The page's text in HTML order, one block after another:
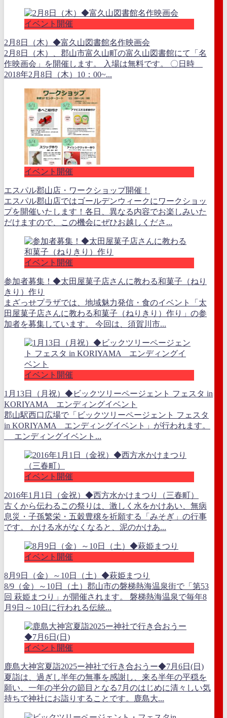
イベント開催
2月8日（木）◆富久山図書館名作映画会
2月8日（木）、郡山市富久山町の富久山図書館にて「名
作映画会」を開催します。 入場は無料です。 〇日時
2018年2月8日（木）10：00~...
イベント開催
エスパル郡山店・ワークショップ開催！
エスパル郡山店ではゴールデンウィークにワークショッ
プを開催いたします！各日、異なる内容でお楽しみいた
だけますので、この機会にぜひお越しくださ...
イベント開催
参加者募集！◆太田屋菓子店さんに教わる和菓子（ねり
きり）作り
まざっせプラザでは、地域魅力発信・食のイベント「太
田屋菓子店さんに教わる和菓子（ねりきり）作り」の参
加者を募集しています。 今回は、須賀川市...
イベント開催
1月13日（月祝）◆ビックツリーページェント フェスタ in
KORIYAMA エンディングイベント
郡山駅西口広場で「ビックツリーページェント フェスタ
in KORIYAMA エンディングイベント」が行われます。
エンディングイベント...
イベント開催
2016年1月1日（金祝）◆西方水かけまつり（三春町）
古くから伝わるこの祭りは、激しく水をかけあい、無病
息災・子孫繁栄・五穀豊穣を祈願する「みそぎ」の行事
です。 かける水がなくなると、泥のかけあ...
イベント開催
8月9日（金）～10日（土）◆萩姫まつり
8/9（金）～10日（土）郡山市の磐梯熱海温泉街で「第53
回 萩姫まつり」が開催されます。 磐梯熱海温泉で毎年8
月9日～10日に行われる伝統...
イベント開催
鹿島大神宮夏詣2025ー神社で行き合おうー◆7月6日(日)
夏詣は、過ぎし半年の無事を感謝し、来る半年の平穏を
願い、一年の半分の節目となる7月のはじめに清々しい気
持ちで神社にお詣りすることです。鹿島大...